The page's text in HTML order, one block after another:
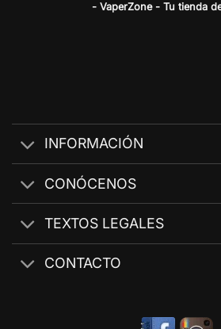
- VaperZone - Tu tienda
INFORMACIÓN
CONÓCENOS
TEXTOS LEGALES
CONTACTO